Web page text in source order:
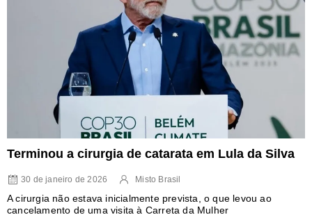
Terminou a cirurgia de catarata em Lula da Silva
30 de janeiro de 2026 Misto Brasil
A cirurgia não estava inicialmente prevista, o que levou ao
cancelamento de uma visita à Carreta da Mulher